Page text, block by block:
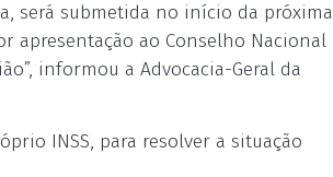
será submetida no início da próxima
apresentação ao Conselho Nacional
informou a Advocacia-Geral da
INSS, para resolver a situação